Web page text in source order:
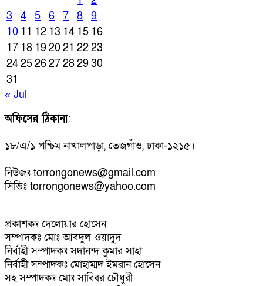
3
4 5 6 7 8
9
10 11 12 13 14 15 16
17 18 192021 2223
24252627282930
31
« Jul
অফিসের ঠিকানা:
১৮/এ/১ পশ্চিম নাখালপাড়া, তেজগাঁও, ঢাকা-১২১৫।
নিউজঃ torrongonews@gmail.com
সিভিঃ torrongonews@yahoo.com
প্রকাশকঃ দেলোয়ার হোসেন
সম্পাদকঃ মোঃ আবদুল ওয়াদুদ
নির্বাহী সম্পাদকঃ সদানন্দ কুমার সাহা
নির্বাহী সম্পাদকঃ মোহাম্মদ ইমরান হোসেন
সহ সম্পাদকঃ মোঃ সাব্বির চৌধুরী